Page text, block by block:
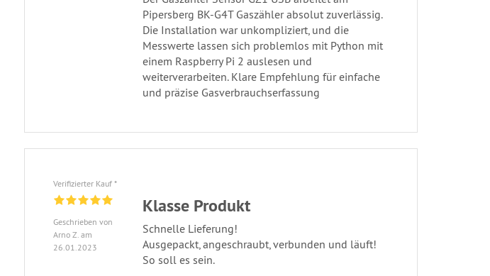
Pipersberg BK-G4T Gaszähler absolut zuverlässig.
Die Installation war unkompliziert, und die
Messwerte lassen sich problemlos mit Python mit
einem Raspberry Pi 2 auslesen und
weiterverarbeiten. Klare Empfehlung für einfache
und präzise Gasverbrauchserfassung
Verifizierter Kauf *
Geschrieben von
Arno Z. am
26.01.2023
Klasse Produkt
Schnelle Lieferung!
Ausgepackt, angeschraubt, verbunden und läuft!
So soll es sein.